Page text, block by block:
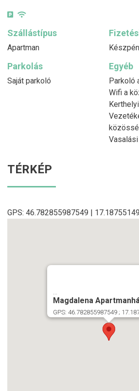
Szállástípus
Apartman
Parkolás
Saját parkoló
Egyéb
Parkoló
Wifi a
TÉRKÉP
GPS: 46.782855987549 |
Magdalena
GPS: 46.782855987549 ;